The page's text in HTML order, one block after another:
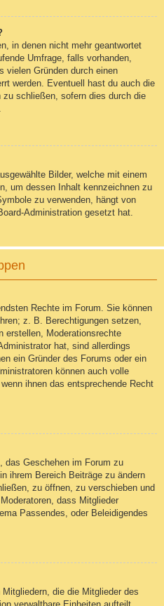
in denen nicht mehr geantwortet
Umfrage, falls vorhanden,
vielen Gründen durch einen
werden. Eventuell hast du auch die
zu schließen, sofern dies durch die
Bilder, welche mit einem
um dessen Inhalt kennzeichnen zu
zu verwenden, hängt von
Administration gesetzt hat.
Rechte im Forum. Sie können
z. B. Berechtigungen setzen,
erstellen, Moderationsrechte
hat, sind allerdings
ein Gründer des Forums oder ein
können auch volle
ihnen das entsprechende Recht
das Geschehen im Forum zu
ihrem Bereich Beiträge zu ändern
zu öffnen, zu verschieben und
dass Mitglieder
Passendes, oder Beleidigendes
die die Mitglieder des